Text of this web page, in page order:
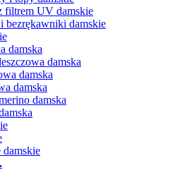
filtrem UV damskie
bezrękawniki damskie
damska
damska
damska
damska
damska
damskie